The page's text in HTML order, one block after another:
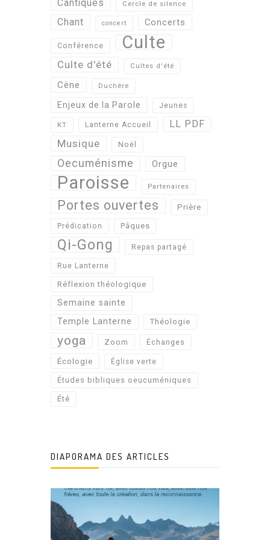
Cantiques Cercle de silence
Chant concert Concerts
Conférence Culte
Culte d'été Cultes d'été
Cène Duchère
Enjeux de la Parole Jeunes
KT Lanterne Accueil LL PDF
Musique Noël
Oecuménisme Orgue
Paroisse Partenaires
Portes ouvertes Prière
Prédication Pâques
Qi-Gong Repas partagé
Rue Lanterne
Réflexion théologique
Semaine sainte
Temple Lanterne
Théologie
yoga Zoom Échanges
Écologie Église verte
Études bibliques oeucuméniques
Été
DIAPORAMA DES ARTICLES